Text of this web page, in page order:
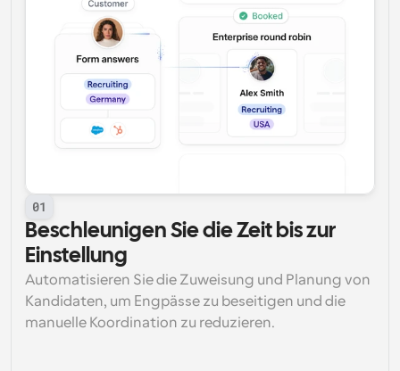
01
Beschleunigen Sie die Zeit bis zur
Einstellung
Automatisieren Sie die Zuweisung und Planung von
Kandidaten, um Engpässe zu beseitigen und die
manuelle Koordination zu reduzieren.